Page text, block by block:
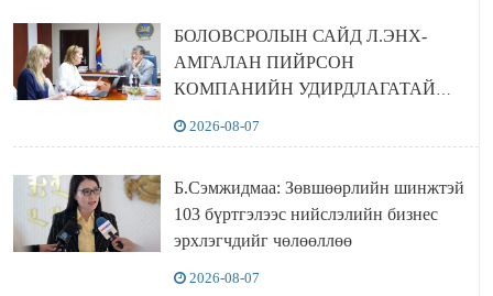
БОЛОВСРОЛЫН САЙД Л.ЭНХ-
АМГАЛАН ПИЙРСОН
КОМПАНИЙН УДИРДЛАГАТАЙ
2026-08-07
Б.Сэмжидмаа: Зөвшөөрлийн шинжтэй
103 бүртгэлээс нийслэлийн бизнес
эрхлэгчдийг чөлөөллөө
2026-08-07